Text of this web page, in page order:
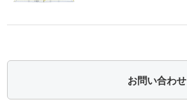
お問い合わせ